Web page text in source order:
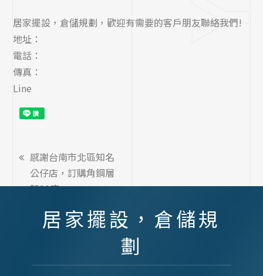
居家擺設，倉儲規劃，歡迎有需要的客戶朋友聯絡我們!
地址：
電話：
傳真：
Line
感謝台南市北區知名
公仔店，訂購角鋼層
架30座
居家擺設，倉儲規
劃